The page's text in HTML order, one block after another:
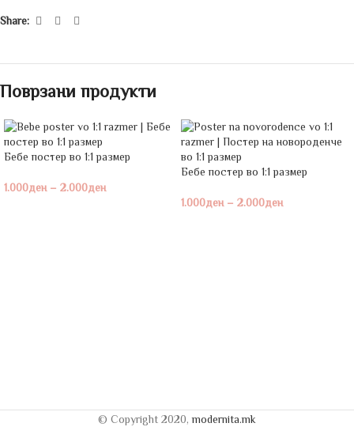
Share:
Поврзани продукти
Бебе постeр во 1:1 размер
1.000ден – 2.000ден
Бебе постeр во 1:1 размер
1.000ден – 2.000ден
© Copyright 2020,modernita.mk